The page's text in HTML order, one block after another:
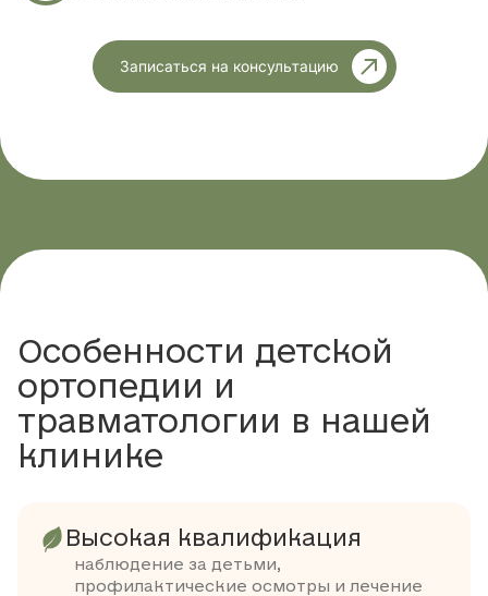
Записаться на консультацию
Особенности детской
ортопедии и
травматологии в нашей
клинике
Высокая квалификация
наблюдение за детьми,
профилактические осмотры и лечение